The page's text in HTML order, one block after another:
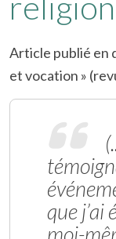
Article publié en
et vocation »
que j’ai